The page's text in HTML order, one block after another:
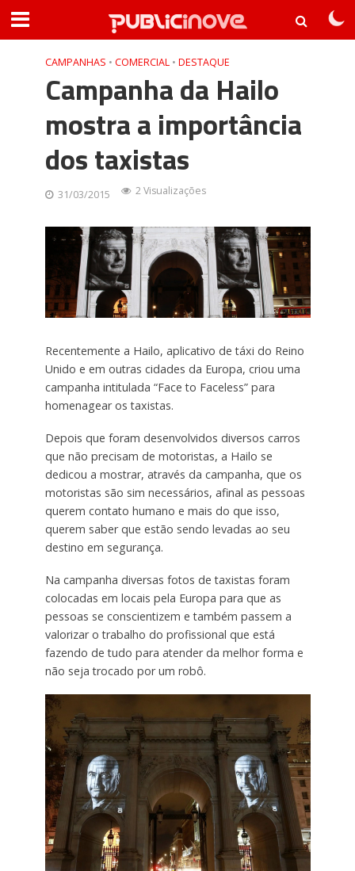
CAMPANHAS • COMERCIAL • DESTAQUE
Campanha da Hailo
mostra a importância
dos taxistas
31/03/2015 2 Visualizações
Recentemente a Hailo, aplicativo de táxi do Reino
Unido e em outras cidades da Europa, criou uma
campanha intitulada “Face to Faceless” para
homenagear os taxistas.
Depois que foram desenvolvidos diversos carros
que não precisam de motoristas, a Hailo se
dedicou a mostrar, através da campanha, que os
motoristas são sim necessários, afinal as pessoas
querem contato humano e mais do que isso,
querem saber que estão sendo levadas ao seu
destino em segurança.
Na campanha diversas fotos de taxistas foram
colocadas em locais pela Europa para que as
pessoas se conscientizem e também passem a
valorizar o trabalho do profissional que está
fazendo de tudo para atender da melhor forma e
não seja trocado por um robô.